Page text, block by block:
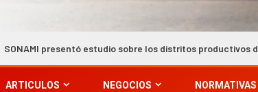
sobre los distritos productivos de la minería chilena
ARTICULOS NEGOCIOS NORMATIVAS